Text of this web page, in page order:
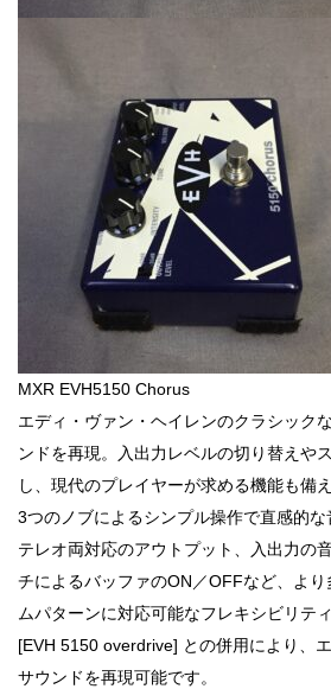
MXR EVH5150 Chorus
エディ・ヴァン・ヘイレンのクラシック
ンドを再現。入出力レベルの切り替えや
し、現代のプレイヤーが求める機能も備
3つのノブによるシンプル操作で直感的
テレオ両対応のアウトプット、入出力の
チによるバッファのON／OFFなど、よ
ムパターンに対応可能なフレキシビリテ
[EVH 5150 overdrive] との併用により、
サウンドを再現可能です。